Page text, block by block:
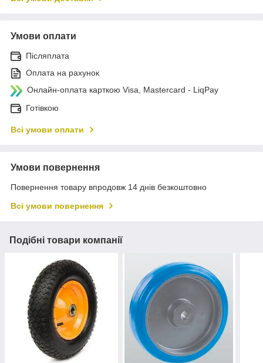
Умови оплати
Післяплата
Оплата на рахунок
Онлайн-оплата карткою Visa, Mastercard - LiqPay
Готівкою
Всі умови оплати
Умови повернення
Повернення товару впродовж 14 днів безкоштовно
Всі умови повернення
Подібні товари компанії